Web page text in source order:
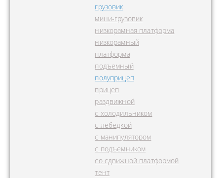
грузовик
мини-грузовик
низкорамная платформа
низкорамный
платформа
подъемный
полуприцеп
прицеп
раздвижной
с холодильником
с лебедкой
с манипулятором
с подъемником
со сдвижной платформой
тент